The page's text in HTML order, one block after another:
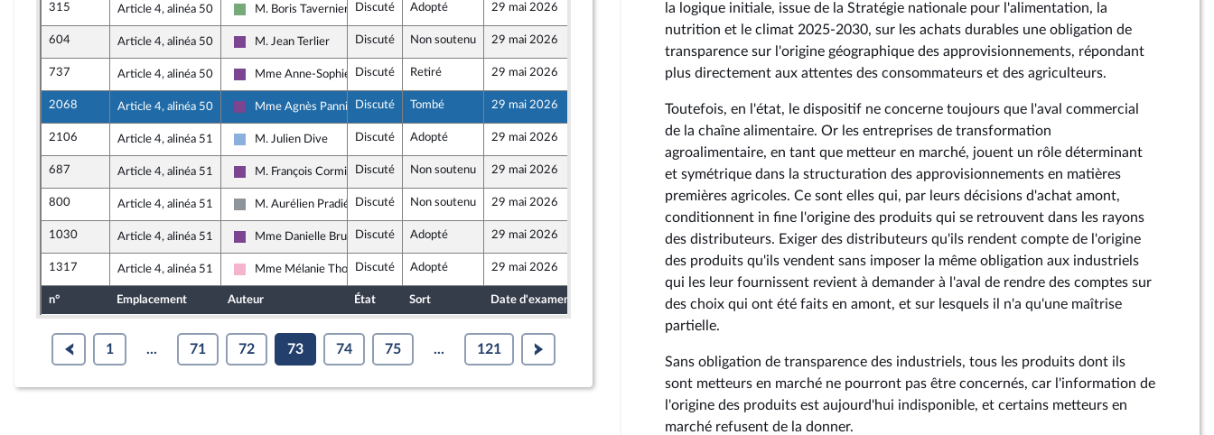
315 Article 4, alinéa 50
Écologiste et Social
M. Boris Tavernier Discuté Adopté 29 mai 2026
604 Article 4, alinéa 50
Ensemble pour la République
M. Jean Terlier Discuté Non soutenu 29 mai 2026
737 Article 4, alinéa 50
Ensemble pour la République
Mme Anne-Sophie Ronceret
Discuté Retiré 29 mai 2026 14 mai 2026
2068 Article 4, alinéa 50
Ensemble pour la République
Mme Agnès Pannier-Runacher
Discuté Tombé 29 mai 2026 15 mai 2026
2106 Article 4, alinéa 51
Droite Républicaine
M. Julien Dive Discuté Adopté 29 mai 2026 15 mai 2026
687 Article 4, alinéa 51
Ensemble pour la République
M. François Cormier-Bouligeon
Discuté Non soutenu 29 mai 2026
800 Article 4, alinéa 51
Non inscrit
M. Aurélien Pradié Discuté Non soutenu 29 mai 2026 14 mai 2026
1030 Article 4, alinéa 51
Ensemble pour la République
Mme Danielle BruleboisDiscuté Adopté 29 mai 2026
1317 Article 4, alinéa 51
Socialistes et apparentés
Mme Mélanie ThominDiscuté Adopté 29 mai 2026 15 mai 2026
n° Emplacement Auteur État Sort Date d'examen Date de dépôt
1 ... 71 72 73 74 75 ... 121
la logique initiale, issue de la Stratégie nationale pour l'alimentation, la
nutrition et le climat 2025-2030, sur les achats durables une obligation de
transparence sur l'origine géographique des approvisionnements, répondant
plus directement aux attentes des consommateurs et des agriculteurs.
Toutefois, en l'état, le dispositif ne concerne toujours que l'aval commercial
de la chaîne alimentaire. Or les entreprises de transformation
agroalimentaire, en tant que metteur en marché, jouent un rôle déterminant
et symétrique dans la structuration des approvisionnements en matières
premières agricoles. Ce sont elles qui, par leurs décisions d'achat amont,
conditionnent in fine l'origine des produits qui se retrouvent dans les rayons
des distributeurs. Exiger des distributeurs qu'ils rendent compte de l'origine
des produits qu'ils vendent sans imposer la même obligation aux industriels
qui les leur fournissent revient à demander à l'aval de rendre des comptes sur
des choix qui ont été faits en amont, et sur lesquels il n'a qu'une maîtrise
partielle.
Sans obligation de transparence des industriels, tous les produits dont ils
sont metteurs en marché ne pourront pas être concernés, car l'information de
l'origine des produits est aujourd'hui indisponible, et certains metteurs en
marché refusent de la donner.